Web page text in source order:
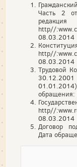
Часть 2
http//
08.03.2014
http//
08.03.2014
Трудовой
http//
08.03.2014
Договор
Дата